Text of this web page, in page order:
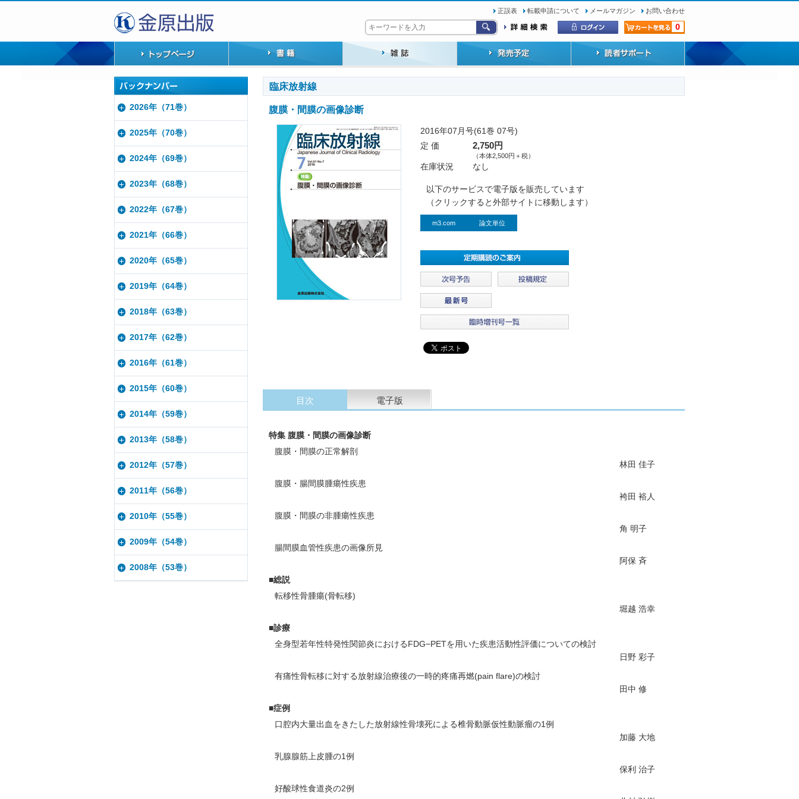
正誤表 転載申請について メールマガジン お問い合わせ
0
臨床放射線
腹膜・間膜の画像診断
2016年07月号(61巻 07号)
定 価
2,750円
（本体2,500円＋税）
在庫状況 なし
以下のサービスで電子版を販売しています
（クリックすると外部サイトに移動します）
m3.com 論文単位
目次 電子版
特集 腹膜・間膜の画像診断
腹膜・間膜の正常解剖
林田 佳子
腹膜・腸間膜腫瘍性疾患
袴田 裕人
腹膜・間膜の非腫瘍性疾患
角 明子
腸間膜血管性疾患の画像所見
阿保 斉
■総説
転移性骨腫瘍(骨転移)
堀越 浩幸
■診療
全身型若年性特発性関節炎におけるFDG−PETを用いた疾患活動性評価についての検討
日野 彩子
有痛性骨転移に対する放射線治療後の一時的疼痛再燃(pain flare)の検討
田中 修
■症例
口腔内大量出血をきたした放射線性骨壊死による椎骨動脈仮性動脈瘤の1例
加藤 大地
乳腺腺筋上皮腫の1例
保利 治子
好酸球性食道炎の2例
2026年（71巻）
2025年（70巻）
2024年（69巻）
2023年（68巻）
2022年（67巻）
2021年（66巻）
2020年（65巻）
2019年（64巻）
2018年（63巻）
2017年（62巻）
2016年（61巻）
2015年（60巻）
2014年（59巻）
2013年（58巻）
2012年（57巻）
2011年（56巻）
2010年（55巻）
2009年（54巻）
2008年（53巻）